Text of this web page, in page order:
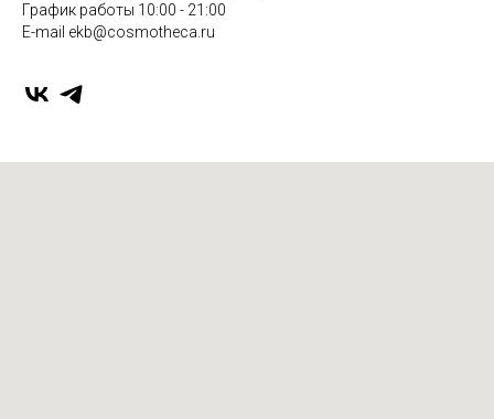
График работы 10:00 - 21:00
E-mail ekb@cosmotheca.ru